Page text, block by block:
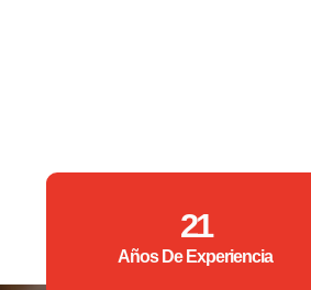
21
Años De Experiencia